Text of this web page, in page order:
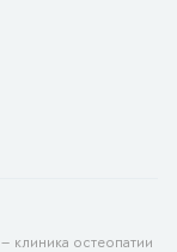
клиника остеопатии